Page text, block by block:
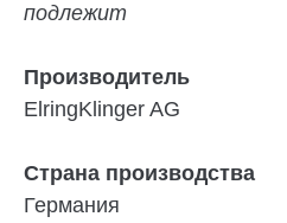
подлежит
Производитель
ElringKlinger AG
Страна производства
Германия